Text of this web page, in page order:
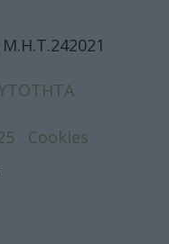
Cookies